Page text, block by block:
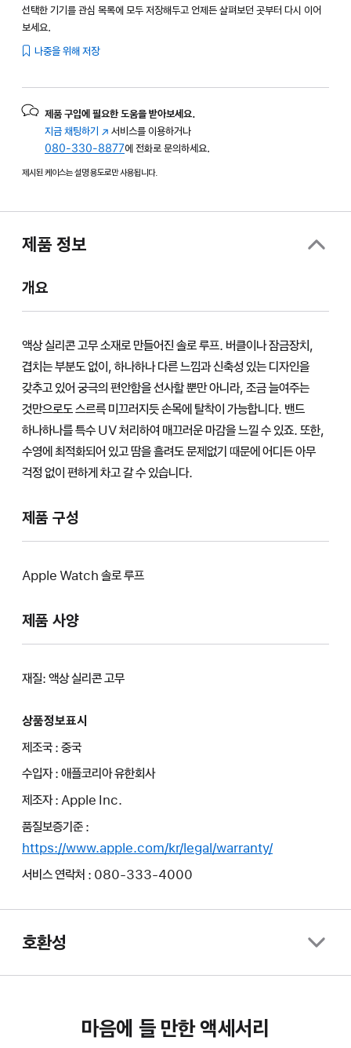
선택한 기기를 관심 목록에 모두 저장해두고 언제든 살펴보던 곳부터 다시 이어
보세요.
나중을 위해 저장
제품 구입에 필요한 도움을 받아보세요.
지금 채팅하기 (새
창에서
열림)
서비스를 이용하거나
080-330-8877에 전화로 문의하세요.
제시된 케이스는 설명 용도로만 사용됩니다.
제품 정보
개요
액상 실리콘 고무 소재로 만들어진 솔로 루프. 버클이나 잠금장치,
겹치는 부분도 없이, 하나하나 다른 느낌과 신축성 있는 디자인을
갖추고 있어 궁극의 편안함을 선사할 뿐만 아니라, 조금 늘여주는
것만으로도 스르륵 미끄러지듯 손목에 탈착이 가능합니다. 밴드
하나하나를 특수 UV 처리하여 매끄러운 마감을 느낄 수 있죠. 또한,
수영에 최적화되어 있고 땀을 흘려도 문제없기 때문에 어디든 아무
걱정 없이 편하게 차고 갈 수 있습니다.
제품 구성
Apple Watch 솔로 루프
제품 사양
재질: 액상 실리콘 고무
상품정보표시
제조국 : 중국
수입자 : 애플코리아 유한회사
제조자 : Apple Inc.
품질보증기준 :
https://www.apple.com/kr/legal/warranty/
서비스 연락처 : 080-333-4000
호환성
마음에 들 만한 액세서리